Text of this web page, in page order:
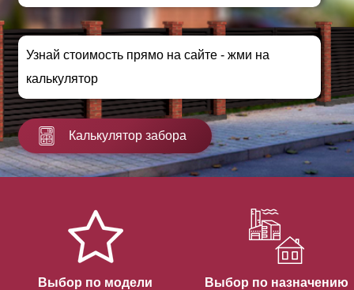
Узнай стоимость прямо на сайте - жми на
калькулятор
Калькулятор забора
Выбор по модели Выбор по назначению